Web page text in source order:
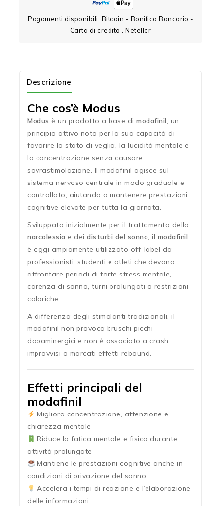
Pagamenti disponibili: Bitcoin - Bonifico Bancario -
Carta di credito . Neteller
Descrizione
Che cos’è Modus
Modus è un prodotto a base di modafinil, un
principio attivo noto per la sua capacità di
favorire lo stato di veglia, la lucidità mentale e
la concentrazione senza causare
sovrastimolazione. Il modafinil agisce sul
sistema nervoso centrale in modo graduale e
controllato, aiutando a mantenere prestazioni
cognitive elevate per tutta la giornata.
Sviluppato inizialmente per il trattamento della
narcolessia e dei disturbi del sonno, il modafinil
è oggi ampiamente utilizzato off-label da
professionisti, studenti e atleti che devono
affrontare periodi di forte stress mentale,
carenza di sonno, turni prolungati o restrizioni
caloriche.
A differenza degli stimolanti tradizionali, il
modafinil non provoca bruschi picchi
dopaminergici e non è associato a crash
improvvisi o marcati effetti rebound.
Effetti principali del
modafinil
Migliora concentrazione, attenzione e
chiarezza mentale
Riduce la fatica mentale e fisica durante
attività prolungate
Mantiene le prestazioni cognitive anche in
condizioni di privazione del sonno
Accelera i tempi di reazione e l’elaborazione
delle informazioni